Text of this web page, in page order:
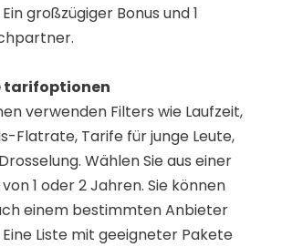
großzügiger Bonus und 1
tarifoptionen
verwenden Filters wie Laufzeit,
Flatrate, Tarife für junge Leute,
Wählen Sie aus einer
1 oder 2 Jahren. Sie können
einem bestimmten Anbieter
Liste mit geeigneter Pakete